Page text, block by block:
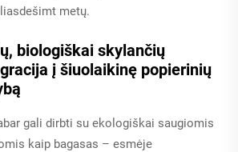
metų.
biologiškai skylančių
į šiuolaikinę popierinių
gali dirbti su ekologiškai saugiomis
kaip bagasas – esmėje